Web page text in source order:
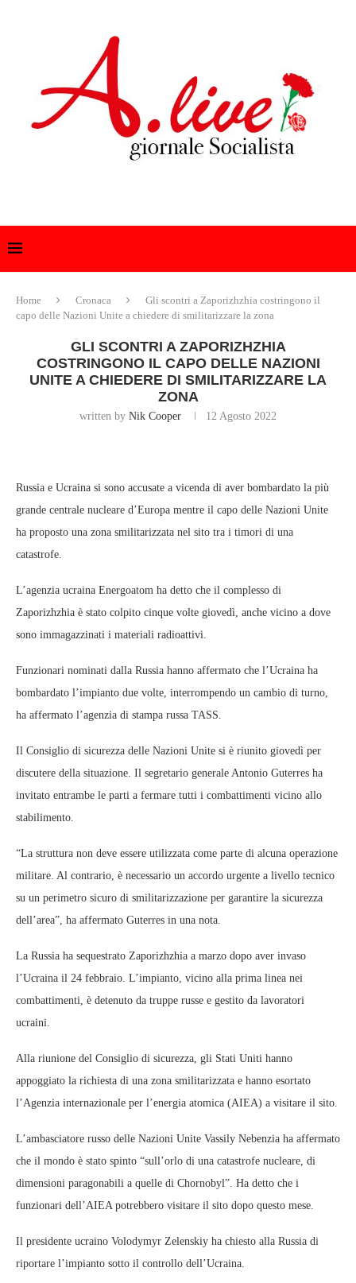
Home Cronaca
Gli scontri a Zaporizhzhia costringono il
capo delle Nazioni Unite a chiedere di smilitarizzare la zona
GLI SCONTRI A ZAPORIZHZHIA
COSTRINGONO IL CAPO DELLE NAZIONI
UNITE A CHIEDERE DI SMILITARIZZARE LA
ZONA
written by Nik Cooper 12 Agosto 2022
Russia e Ucraina si sono accusate a vicenda di aver bombardato la più
grande centrale nucleare d’Europa mentre il capo delle Nazioni Unite
ha proposto una zona smilitarizzata nel sito tra i timori di una
catastrofe.
L’agenzia ucraina Energoatom ha detto che il complesso di
Zaporizhzhia è stato colpito cinque volte giovedì, anche vicino a dove
sono immagazzinati i materiali radioattivi.
Funzionari nominati dalla Russia hanno affermato che l’Ucraina ha
bombardato l’impianto due volte, interrompendo un cambio di turno,
ha affermato l’agenzia di stampa russa TASS.
Il Consiglio di sicurezza delle Nazioni Unite si è riunito giovedì per
discutere della situazione. Il segretario generale Antonio Guterres ha
invitato entrambe le parti a fermare tutti i combattimenti vicino allo
stabilimento.
“La struttura non deve essere utilizzata come parte di alcuna operazione
militare. Al contrario, è necessario un accordo urgente a livello tecnico
su un perimetro sicuro di smilitarizzazione per garantire la sicurezza
dell’area”, ha affermato Guterres in una nota.
La Russia ha sequestrato Zaporizhzhia a marzo dopo aver invaso
l’Ucraina il 24 febbraio. L’impianto, vicino alla prima linea nei
combattimenti, è detenuto da truppe russe e gestito da lavoratori
ucraini.
Alla riunione del Consiglio di sicurezza, gli Stati Uniti hanno
appoggiato la richiesta di una zona smilitarizzata e hanno esortato
l’Agenzia internazionale per l’energia atomica (AIEA) a visitare il sito.
L’ambasciatore russo delle Nazioni Unite Vassily Nebenzia ha affermato
che il mondo è stato spinto “sull’orlo di una catastrofe nucleare, di
dimensioni paragonabili a quelle di Chornobyl”. Ha detto che i
funzionari dell’AIEA potrebbero visitare il sito dopo questo mese.
Il presidente ucraino Volodymyr Zelenskiy ha chiesto alla Russia di
riportare l’impianto sotto il controllo dell’Ucraina.